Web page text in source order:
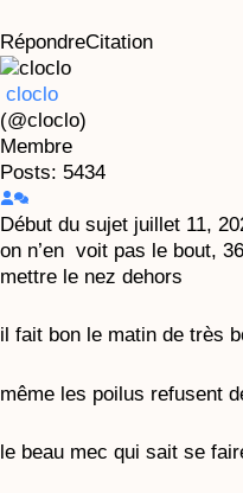
RépondreCitation
cloclo
(@cloclo)
Membre
Posts: 5434
Début du sujet juillet 11,
on n’en voit pas le bout,
mettre le nez dehors
il fait bon le matin de très
même les poilus refusent
le beau mec qui sait se